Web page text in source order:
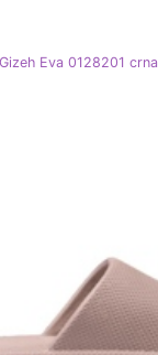
Eva 0128201 crna